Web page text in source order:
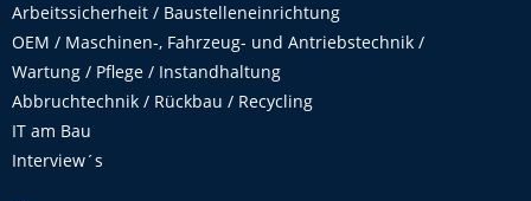
Arbeitssicherheit / Baustelleneinrichtung
OEM / Maschinen-, Fahrzeug- und Antriebstechnik /
Wartung / Pflege / Instandhaltung
Abbruchtechnik / Rückbau / Recycling
IT am Bau
Interview´s